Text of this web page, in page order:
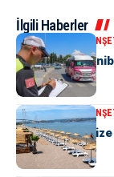
İlgili Haberler
KENT GÜNDEMI
“M” Plakalı
KENT GÜNDEMI
Yalova’da